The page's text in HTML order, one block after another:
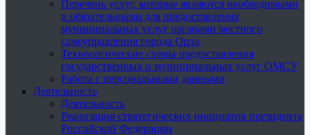
Перечень услуг, которые являются необходимыми
и обязательными для предоставления
муниципальных услуг органами местного
самоуправления города Орла
Технологические схемы предоставления
государственных и муниципальных услуг ОМСУ
Работа с персональными данными
Деятельность
Деятельность
Реализация стратегических инициатив президента
Российской Федерации